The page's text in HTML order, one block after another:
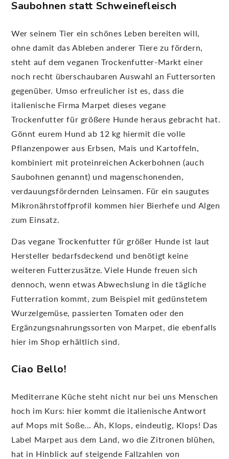
Saubohnen statt Schweinefleisch
Wer seinem Tier ein schönes Leben bereiten will,
ohne damit das Ableben anderer Tiere zu fördern,
steht auf dem veganen Trockenfutter-Markt einer
noch recht überschaubaren Auswahl an Futtersorten
gegenüber. Umso erfreulicher ist es, dass die
italienische Firma Marpet dieses vegane
Trockenfutter für größere Hunde heraus gebracht hat.
Gönnt eurem Hund ab 12 kg hiermit die volle
Pflanzenpower aus Erbsen, Mais und Kartoffeln,
kombiniert mit proteinreichen Ackerbohnen (auch
Saubohnen genannt) und magenschonenden,
verdauungsfördernden Leinsamen. Für ein saugutes
Mikronährstoffprofil kommen hier Bierhefe und Algen
zum Einsatz.
Das vegane Trockenfutter für größer Hunde ist laut
Hersteller bedarfsdeckend und benötigt keine
weiteren Futterzusätze. Viele Hunde freuen sich
dennoch, wenn etwas Abwechslung in die tägliche
Futterration kommt, zum Beispiel mit gedünstetem
Wurzelgemüse, passierten Tomaten oder den
Ergänzungsnahrungssorten von Marpet, die ebenfalls
hier im Shop erhältlich sind.
Ciao Bello!
Mediterrane Küche steht nicht nur bei uns Menschen
hoch im Kurs: hier kommt die italienische Antwort
auf Mops mit Soße... Äh, Klops, eindeutig, Klops! Das
Label Marpet aus dem Land, wo die Zitronen blühen,
hat in Hinblick auf steigende Fallzahlen von